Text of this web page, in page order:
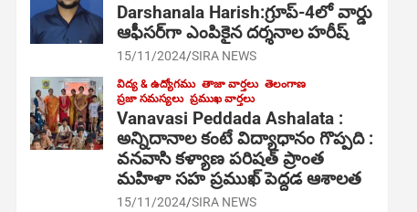
Darshanala Harish:గ్రూప్-4లో వార్డు
ఆఫీసర్‌గా ఎంపికైన దర్శనాల హరీష్
15/11/2024 SIRA NEWS
విద్య & ఉద్యోగము తాజా వార్తలు తెలంగాణ
ప్రజా సమస్యలు ప్రముఖ వార్తలు
Vanavasi Peddada Ashalata :
అన్నిదానాల కంటే విద్యాధానం గొప్పది :
వనవాసి కళ్యాణ పరిషత్ ప్రాంత
మహిళా సహ ప్రముఖ్ పెద్దడ ఆశాలత
15/11/2024 SIRA NEWS